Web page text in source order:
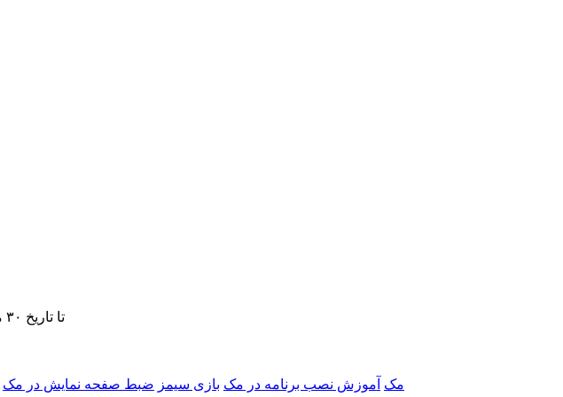
تا تاریخ ۳۰ مرداد ۱۴۰۵ با خرید هر گیفت‌کارت، ۲۰ درصد تخفیف اشتراک اپ‌استور مک نید را دریافت کنید.
برنامه‌های Adobe مک آموزش نصب برنامه در مک بازی سیمز ضبط صفحه نمایش در مک